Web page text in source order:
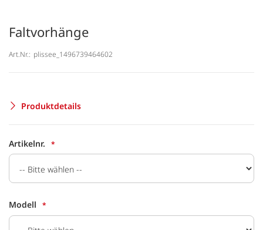
Faltvorhänge
Art.Nr.: plissee_1496739464602
Produktdetails
Artikelnr.
Modell